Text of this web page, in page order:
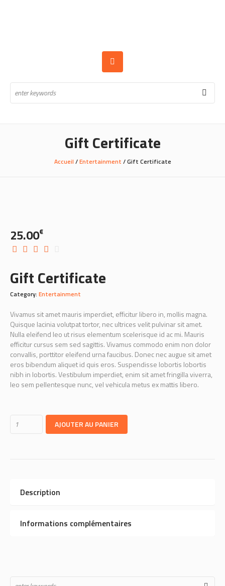
Gift Certificate
Accueil /Entertainment / Gift Certificate
25.00€
Gift Certificate
Category: Entertainment
Vivamus sit amet mauris imperdiet, efficitur libero in, mollis magna.
Quisque lacinia volutpat tortor, nec ultrices velit pulvinar sit amet.
Nulla eleifend leo ut risus elementum scelerisque id ac mi. Mauris
efficitur cursus sem sed sagittis. Vivamus commodo enim non dolor
convallis, porttitor eleifend urna faucibus. Donec nec augue sit amet
eros bibendum aliquet id quis eros. Suspendisse lobortis lobortis
nibh in lobortis. Vestibulum imperdiet, enim sit amet fringilla viverra,
leo sem pellentesque nunc, vel vehicula metus ex mattis libero.
AJOUTER AU PANIER
Description
Informations complémentaires